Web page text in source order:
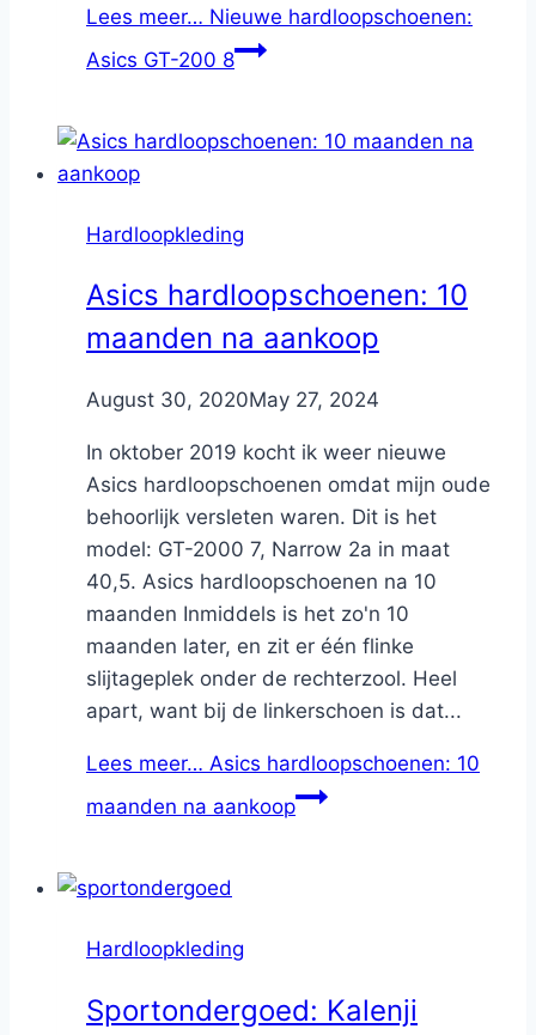
Lees meer… Nieuwe hardloopschoenen:
Asics GT-200 8
Hardloopkleding
Asics hardloopschoenen: 10
maanden na aankoop
ByNicole
August 30, 2020May 27, 2024
In oktober 2019 kocht ik weer nieuwe
Asics hardloopschoenen omdat mijn oude
behoorlijk versleten waren. Dit is het
model: GT-2000 7, Narrow 2a in maat
40,5. Asics hardloopschoenen na 10
maanden Inmiddels is het zo'n 10
maanden later, en zit er één flinke
slijtageplek onder de rechterzool. Heel
apart, want bij de linkerschoen is dat...
Lees meer… Asics hardloopschoenen: 10
maanden na aankoop
Hardloopkleding
Sportondergoed: Kalenji